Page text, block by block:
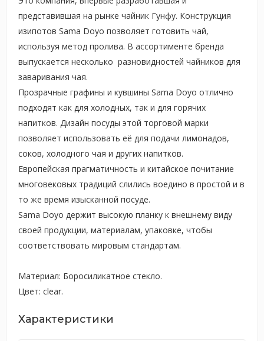
представившая на рынке чайник Гунфу. Конструкция
изипотов Sama Doyo позволяет готовить чай,
используя метод пролива. В ассортименте бренда
выпускается несколько разновидностей чайников для
заваривания чая.
Прозрачные графины и кувшины Sama Doyo отлично
подходят как для холодных, так и для горячих
напитков. Дизайн посуды этой торговой марки
позволяет использовать её для подачи лимонадов,
соков, холодного чая и других напитков.
Европейская прагматичность и китайское почитание
многовековых традиций слились воедино в простой и в
то же время изысканной посуде.
Sama Doyo держит высокую планку к внешнему виду
своей продукции, материалам, упаковке, чтобы
соответствовать мировым стандартам.
Материал: Боросиликатное стекло.
Цвет: clear.
Характеристики